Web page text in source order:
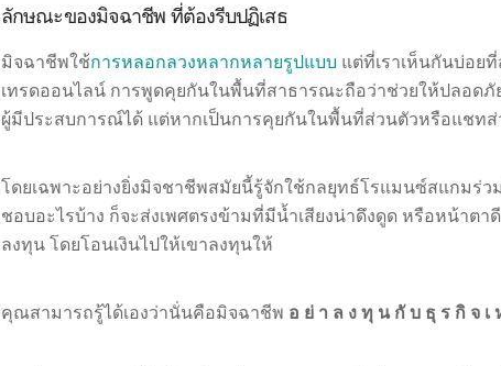
ลักษณะของมิจฉาชีพ ที่ต้องรีบปฏิเสธ
มิจฉาชีพใช้การหลอกลวงหลากหลายรูปแบบ แต่ที่เราเห็นกันบ่อย
เทรดออนไลน์ การพูดคุยกันในพื้นที่สาธารณะถือว่าช่วยให้ปลอดภั
ผู้มีประสบการณ์ได้ แต่หากเป็นการคุยกันในพื้นที่ส่วนตัวหรือแชท
โดยเฉพาะอย่างยิ่งมิจชาชีพสมัยนี้รู้จักใช้กลยุทธ์โรแมนซ์สแกมร่ว
ชอบอะไรบ้าง ก็จะส่งเพศตรงข้ามที่มีน้ำเสียงน่าดึงดูด หรือหน้าต
ลงทุน โดยโอนเงินไปให้เขาลงทุนให้
คุณสามารถรู้ได้เองว่านั่นคือมิจฉาชีพ อ ย่ า ล ง ทุ น กั บ ธุ ร กิ จ เ